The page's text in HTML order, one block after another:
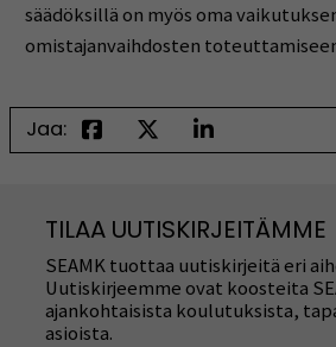
säädöksillä on myös oma
omistajanvaihdosten
Jaa:
TILAA UUTISKIRJEITÄMME
SEAMK tuottaa uutiskirjeitä eri
Uutiskirjeemme ovat koosteita
ajankohtaisista koulutuksista,
asioista.